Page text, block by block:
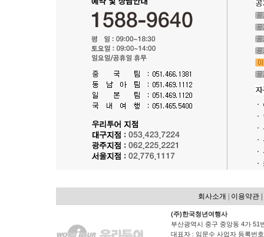
회사소개 이용약관 |
(주)한국청년여행사
부산광역시 중구 중앙동 4가 51
대표자 : 임문수 사업자 등록번